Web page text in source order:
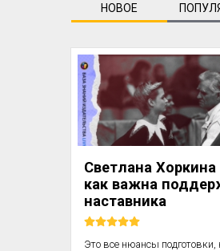
НОВОЕ
Светлана
как важна
наставника
Это все нюансы подготовки,